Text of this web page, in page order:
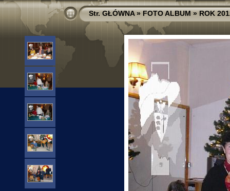
Str. GŁÓWNA»FOTO ALBUM»ROK